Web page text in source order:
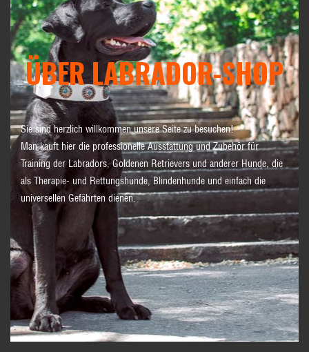
ÜBER LABRADOR-SHOP
Sie sind herzlich willkommen unsere Seite zu besuchen!
Man kauft hier die professionelle Ausstattung und Zubehör für
Training der Labradors, Goldenen Retrievers und anderer Hunde, die
als Therapie- und Rettungshunde, Blindenhunde und einfach die
universellen Gefährten dienen.